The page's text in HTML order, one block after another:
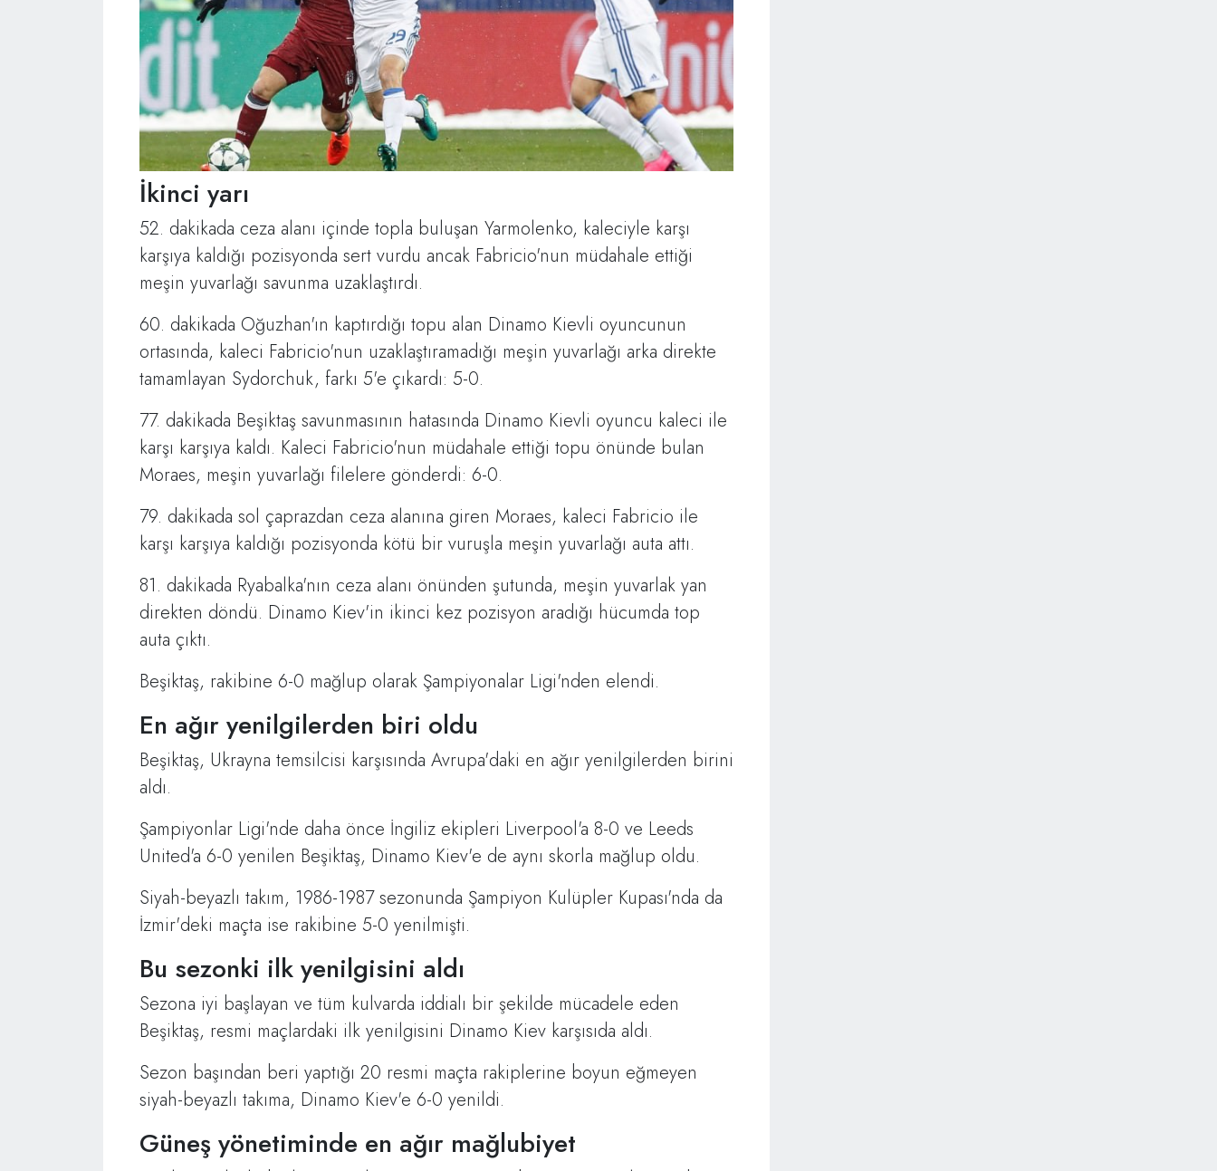
İkinci yarı
52. dakikada ceza alanı içinde topla buluşan Yarmolenko, kaleciyle karşı
karşıya kaldığı pozisyonda sert vurdu ancak Fabricio'nun müdahale ettiği
meşin yuvarlağı savunma uzaklaştırdı.
60. dakikada Oğuzhan'ın kaptırdığı topu alan Dinamo Kievli oyuncunun
ortasında, kaleci Fabricio'nun uzaklaştıramadığı meşin yuvarlağı arka direkte
tamamlayan Sydorchuk, farkı 5'e çıkardı: 5-0.
77. dakikada Beşiktaş savunmasının hatasında Dinamo Kievli oyuncu kaleci ile
karşı karşıya kaldı. Kaleci Fabricio'nun müdahale ettiği topu önünde bulan
Moraes, meşin yuvarlağı filelere gönderdi: 6-0.
79. dakikada sol çaprazdan ceza alanına giren Moraes, kaleci Fabricio ile
karşı karşıya kaldığı pozisyonda kötü bir vuruşla meşin yuvarlağı auta attı.
81. dakikada Ryabalka'nın ceza alanı önünden şutunda, meşin yuvarlak yan
direkten döndü. Dinamo Kiev'in ikinci kez pozisyon aradığı hücumda top
auta çıktı.
Beşiktaş, rakibine 6-0 mağlup olarak Şampiyonalar Ligi'nden elendi.
En ağır yenilgilerden biri oldu
Beşiktaş, Ukrayna temsilcisi karşısında Avrupa'daki en ağır yenilgilerden birini
aldı.
Şampiyonlar Ligi'nde daha önce İngiliz ekipleri Liverpool'a 8-0 ve Leeds
United'a 6-0 yenilen Beşiktaş, Dinamo Kiev'e de aynı skorla mağlup oldu.
Siyah-beyazlı takım, 1986-1987 sezonunda Şampiyon Kulüpler Kupası'nda da
İzmir'deki maçta ise rakibine 5-0 yenilmişti.
Bu sezonki ilk yenilgisini aldı
Sezona iyi başlayan ve tüm kulvarda iddialı bir şekilde mücadele eden
Beşiktaş, resmi maçlardaki ilk yenilgisini Dinamo Kiev karşısıda aldı.
Sezon başından beri yaptığı 20 resmi maçta rakiplerine boyun eğmeyen
siyah-beyazlı takıma, Dinamo Kiev'e 6-0 yenildi.
Güneş yönetiminde en ağır mağlubiyet